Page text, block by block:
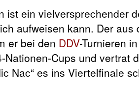
ist ein vielversprechender
aufweisen kann. Der
er bei den DDV-Turnieren
Nationen-Cups und vertrat
Nac“ es ins Viertelfinale